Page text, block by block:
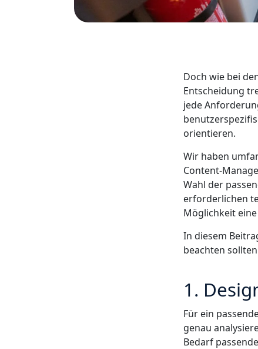
Doch wie bei
Entscheidung
jede
orientieren.
Wir haben
Content-
Wahl der
erforderlichen
Möglichkeit
In diesem
beachten
1.
Für ein
genau
Bedarf